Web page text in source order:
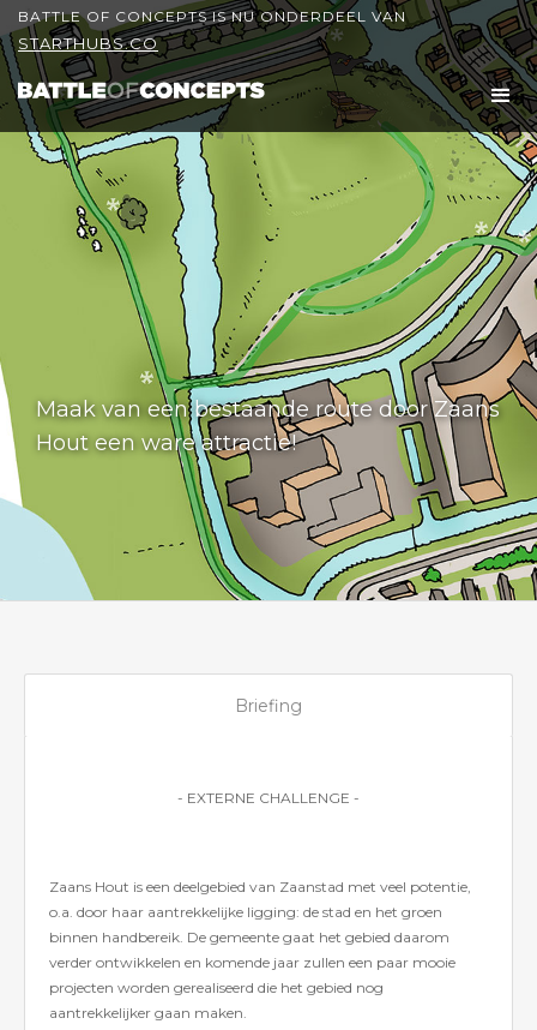
Maak van een bestaande route door Zaans
Hout een ware attractie!
BATTLE OF CONCEPTS IS NU ONDERDEEL VAN
STARTHUBS.CO
Briefing
- EXTERNE CHALLENGE -
Zaans Hout is een deelgebied van Zaanstad met veel potentie,
o.a. door haar aantrekkelijke ligging: de stad en het groen
binnen handbereik. De gemeente gaat het gebied daarom
verder ontwikkelen en komende jaar zullen een paar mooie
projecten worden gerealiseerd die het gebied nog
aantrekkelijker gaan maken.